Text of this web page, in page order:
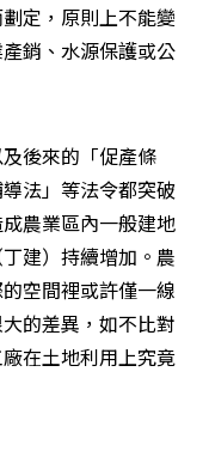
定，原則上不能變
銷、水源保護或公
後來的「促產條
法」等法令都突破
農業區內一般建地
建）持續增加。農
空間裡或許僅一線
的差異，如不比對
在土地利用上究竟